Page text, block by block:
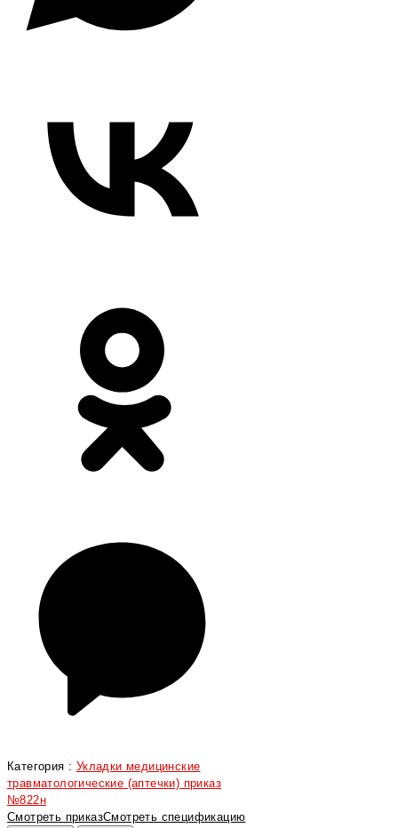
Категория : Укладки медицинские
травматологические (аптечки) приказ
№822н
Смотреть приказСмотреть спецификацию